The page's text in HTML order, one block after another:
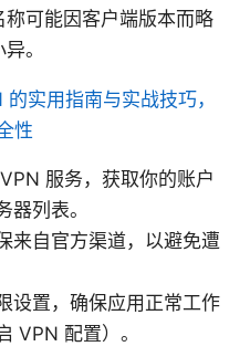
可能因客户端版本而略
。
实用指南与实战技巧，
性
服务，获取你的账户
器列表。
来自官方渠道，以避免遭
设置，确保应用正常工作
VPN 配置）。